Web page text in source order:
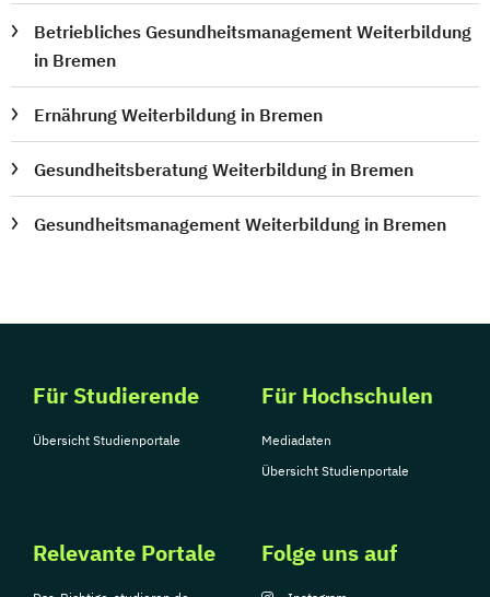
Betriebliches Gesundheitsmanagement Weiterbildung
in Bremen
Ernährung Weiterbildung in Bremen
Gesundheitsberatung Weiterbildung in Bremen
Gesundheitsmanagement Weiterbildung in Bremen
Für Studierende
Übersicht Studienportale
Für Hochschulen
Mediadaten
Übersicht Studienportale
Relevante Portale Folge uns auf